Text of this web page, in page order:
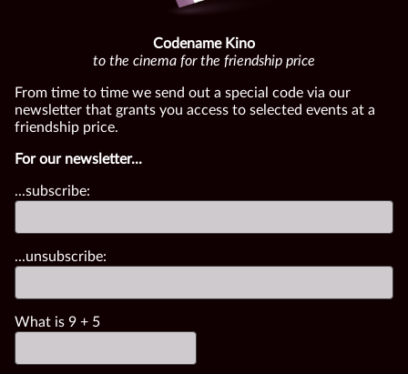
Codename Kino
to the cinema for the friendship price
From time to time we send out a special code via our
newsletter that grants you access to selected events at a
friendship price.
For our newsletter...
...subscribe:
...unsubscribe:
What is 9 + 5